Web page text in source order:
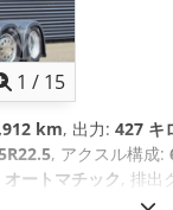
1 / 15
km, 出力: 427 キ
, アクスル構成:
オートマチック, 排出
, 装備: